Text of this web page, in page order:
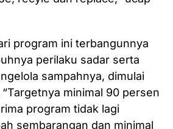
program ini terbangunnya
perilaku sadar serta
sampahnya, dimulai
minimal 90 persen
program tidak lagi
sembarangan dan minimal